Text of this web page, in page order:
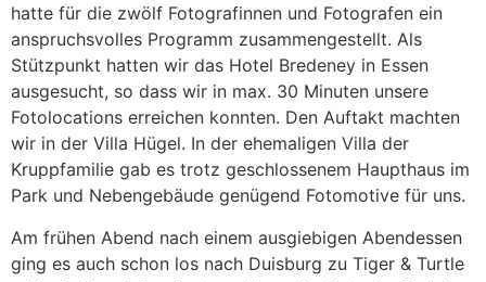
hatte für die zwölf Fotografinnen und Fotografen ein
anspruchsvolles Programm zusammengestellt. Als
Stützpunkt hatten wir das Hotel Bredeney in Essen
ausgesucht, so dass wir in max. 30 Minuten unsere
Fotolocations erreichen konnten. Den Auftakt machten
wir in der Villa Hügel. In der ehemaligen Villa der
Kruppfamilie gab es trotz geschlossenem Haupthaus im
Park und Nebengebäude genügend Fotomotive für uns.
Am frühen Abend nach einem ausgiebigen Abendessen
ging es auch schon los nach Duisburg zu Tiger & Turtle